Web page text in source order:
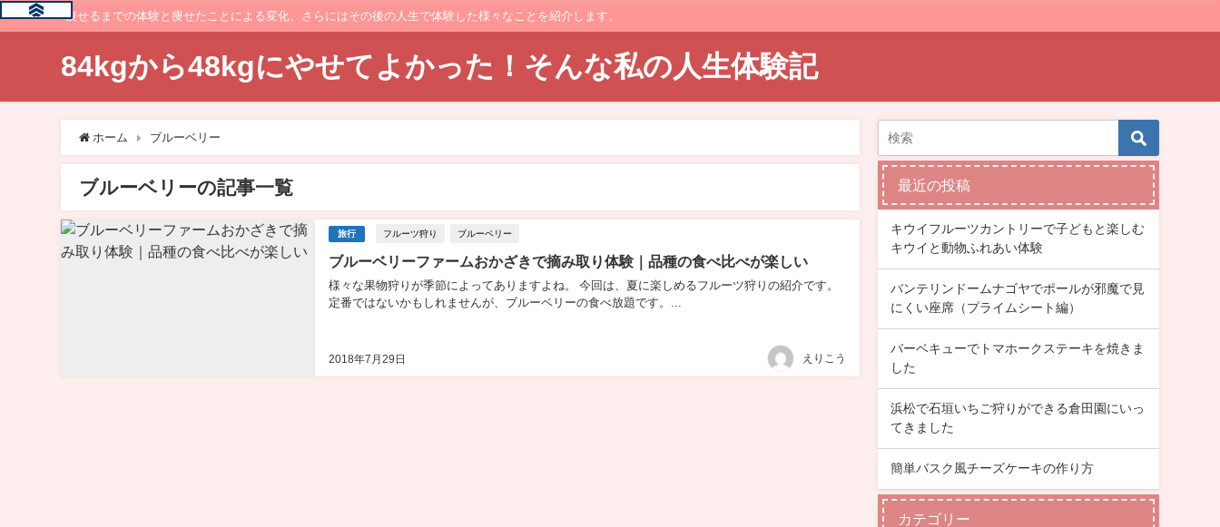
痩せるまでの体験と痩せたことによる変化、さらにはその後の人生で体験した様々なことを紹介します。
84kgから48kgにやせてよかった！そんな私の人生体験記
ホーム ブルーベリー
ブルーベリーの記事一覧
旅行 フルーツ狩り ブルーベリー
ブルーベリーファームおかざきで摘み取り体験｜品種の食べ比べが楽しい
2018年7月29日
様々な果物狩りが季節によってありますよね。 今回は、夏に楽しめるフルーツ狩りの紹介です。
定番ではないかもしれませんが、ブルーベリーの食べ放題です。...
えりこう
最近の投稿
キウイフルーツカントリーで子どもと楽しむ
キウイと動物ふれあい体験
バンテリンドームナゴヤでポールが邪魔で見
にくい座席（プライムシート編）
バーベキューでトマホークステーキを焼きま
した
浜松で石垣いちご狩りができる倉田園にいっ
てきました
簡単バスク風チーズケーキの作り方
カテゴリー